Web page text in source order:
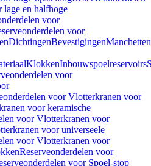
lage en halfhoge
voor
voor
DichtingenBevestigingenManchetten
KlokkenInbouwspoelreservoirs
voor
voor Vlotterkranen voor
voor keramische
voor Vlotterkranen voor
voor universeele
voor Vlotterkranen voor
Reserveonderdelen voor
voor Spoel-stop